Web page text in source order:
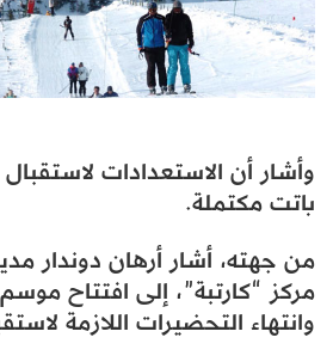
وأشار أن الاستعدادات
باتت مكتملة.
من جهته، أشار أرهان دوندار
مركز “كارتبة”، إلى افتتاح
وانتهاء التحضيرات اللازمة